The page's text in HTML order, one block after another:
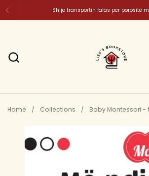
Shijo transportin falas për porositë
Home / Collections / Baby Montessori -